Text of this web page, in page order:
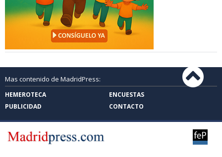
Mas contenido de MadridPress:
HEMEROTECA
ENCUESTAS
PUBLICIDAD
CONTACTO